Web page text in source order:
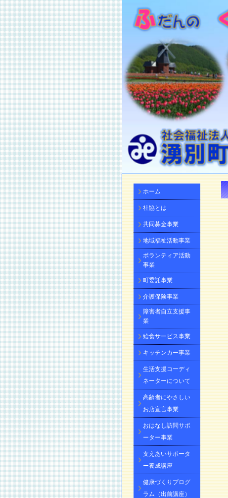
ホーム
社協とは
共同募金事業
地域福祉活動事業
ボランティア活動
事業
町委託事業
介護保険事業
障害者自立支援事
業
給食サービス事業
キッチンカー事業
生活支援コーディ
ネーターについて
高齢者にやさしい
お店宣言事業
おはなし訪問サポ
ーター事業
支えあいサポータ
ー養成講座
健康づくりプログ
ラム（出前講座）